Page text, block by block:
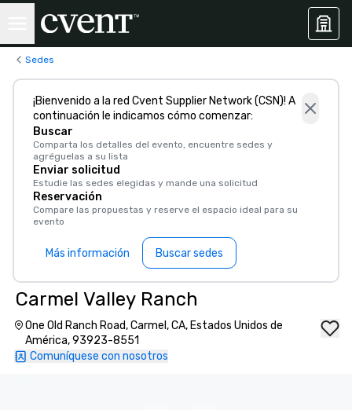
Sedes
¡Bienvenido a la red Cvent Supplier Network (CSN)! A
continuación le indicamos cómo comenzar:
Buscar
Comparta los detalles del evento, encuentre sedes y
agréguelas a su lista
Enviar solicitud
Estudie las sedes elegidas y mande una solicitud
Reservación
Compare las propuestas y reserve el espacio ideal para su
evento
Más información Buscar sedes
Carmel Valley Ranch
One Old Ranch Road, Carmel, CA, Estados Unidos de
América, 93923-8551
Comuníquese con nosotros